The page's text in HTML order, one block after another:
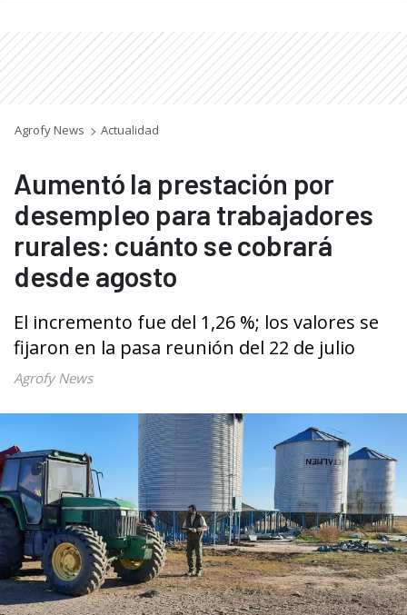
Agrofy News Actualidad
Aumentó la prestación por
desempleo para trabajadores
rurales: cuánto se cobrará
desde agosto
El incremento fue del 1,26 %; los valores se
fijaron en la pasa reunión del 22 de julio
Agrofy News